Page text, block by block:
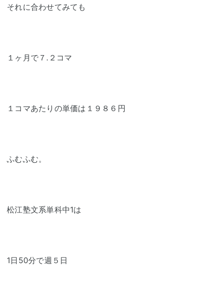
それに合わせてみても
１ヶ月で７.２コマ
１コマあたりの単価は１９８６円
ふむふむ。
松江塾文系単科中1は
1日50分で週５日